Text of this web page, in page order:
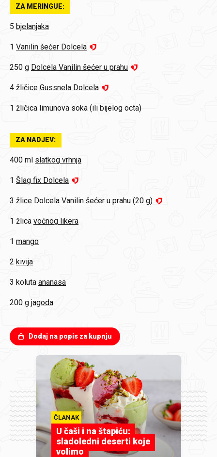
ZA MERINGUE:
5 bjelanjaka
1 Vanilin šećer Dolcela
250 g Dolcela Vanilin šećer u prahu
4 žličice Gussnela Dolcela
1 žličica limunova soka (ili bijelog octa)
ZA NADJEV:
400 ml slatkog vrhnja
1 Šlag fix Dolcela
3 žlice Dolcela Vanilin šećer u prahu (20 g)
1 žlica voćnog likera
1 mango
2 kivija
3 koluta ananasa
200 g jagoda
Dodaj na popis za kupnju
ČLANAK
U čaši i na štapiću:
sladoledni deserti koje
volimo